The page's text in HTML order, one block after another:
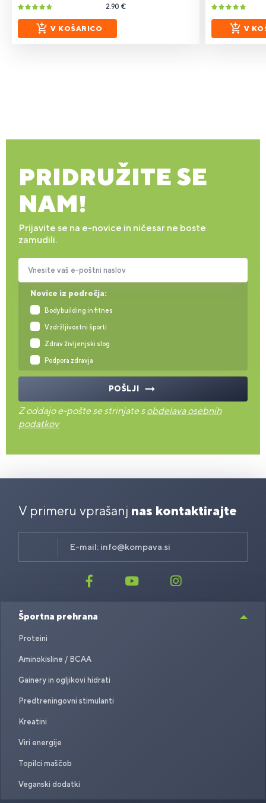
2.90 €
V KOŠARICO V
PRIDRUŽITE SE
NAM!
Prijavite se na e-novice in ničesar ne boste
zamudili.
Novice iz področja:
Bodybuilding in fitnes
Vzdržljivostni športi
Zdrav življenjski slog
Podpora zdravja
Vnesite vaš e-poštni naslov
POŠLJI
Z oddajo e-pošte se strinjate sobdelava osebnih
podatkov
V primeru vprašanj nas kontaktirajte
E-mail: info@kompava.si
Športna prehrana
Proteini
Aminokisline / BCAA
Gainery in ogljikovi hidrati
Predtreningovni stimulanti
Kreatini
Viri energije
Topilci maščob
Veganski dodatki